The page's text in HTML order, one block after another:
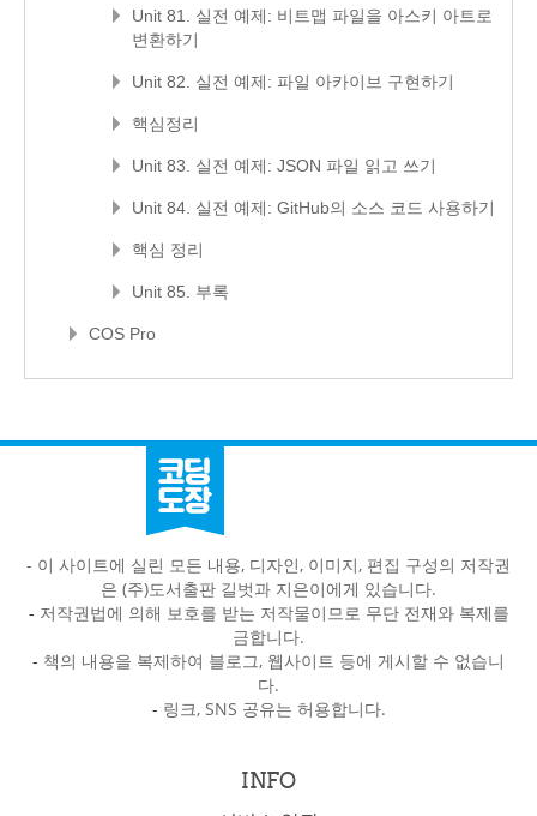
Unit 81. 실전 예제: 비트맵 파일을 아스키 아트로
변환하기
Unit 82. 실전 예제: 파일 아카이브 구현하기
핵심정리
Unit 83. 실전 예제: JSON 파일 읽고 쓰기
Unit 84. 실전 예제: GitHub의 소스 코드 사용하기
핵심 정리
Unit 85. 부록
COS Pro
- 이 사이트에 실린 모든 내용, 디자인, 이미지, 편집 구성의 저작권
은 (주)도서출판 길벗과 지은이에게 있습니다.
- 저작권법에 의해 보호를 받는 저작물이므로 무단 전재와 복제를
금합니다.
- 책의 내용을 복제하여 블로그, 웹사이트 등에 게시할 수 없습니
다.
- 링크, SNS 공유는 허용합니다.
INFO